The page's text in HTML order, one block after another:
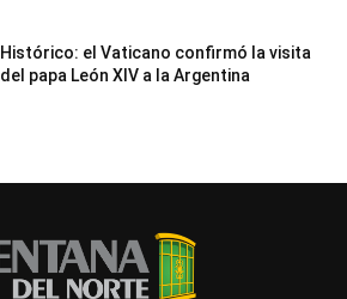
Histórico: el Vaticano confirmó la visita
del papa León XIV a la Argentina